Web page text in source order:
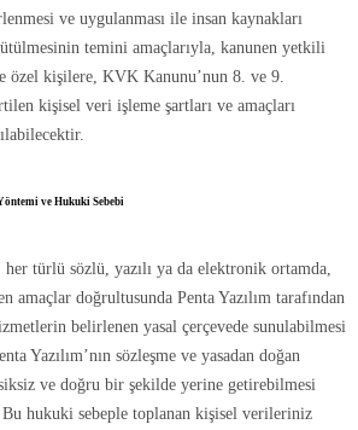
ve uygulanması ile insan kaynakları
temini amaçlarıyla, kanunen yetkili
özel kişilere, KVK Kanunu’nun 8. ve 9.
kişisel veri işleme şartları ve amaçları
ve Hukuki Sebebi
türlü sözlü, yazılı ya da elektronik ortamda,
amaçlar doğrultusunda Penta Yazılım tarafından
belirlenen yasal çerçevede sunulabilmesi
Yazılım’nın sözleşme ve yasadan doğan
ve doğru bir şekilde yerine getirebilmesi
hukuki sebeple toplanan kişisel verileriniz